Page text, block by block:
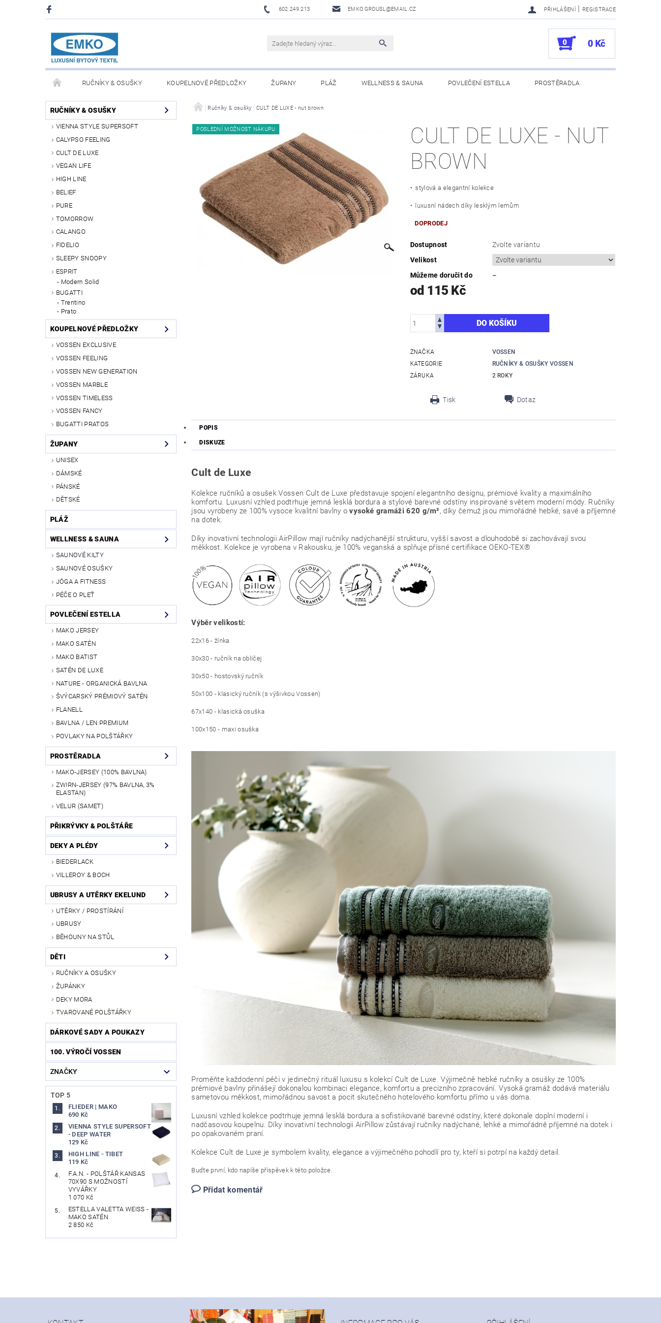
602 249 213 EMKO.GROUSL@EMAIL.CZ PŘIHLÁŠENÍ | REGISTRACE
0 0 Kč
RUČNÍKY & OSUŠKY KOUPELNOVÉ PŘEDLOŽKY ŽUPANY PLÁŽ WELLNESS & SAUNA POVLEČENÍ ESTELLA PROSTĚRADLA
PŘIKRÝVKY & POLŠTÁŘE DEKY A PLÉDY UBRUSY A UTĚRKY EKELUND
OBCHODNÍ PODMÍNKY NAPIŠTE NÁM
RUČNÍKY & OSUŠKY
VIENNA STYLE SUPERSOFT
CALYPSO FEELING
CULT DE LUXE
VEGAN LIFE
HIGH LINE
BELIEF
PURE
TOMORROW
CALANGO
FIDELIO
SLEEPY SNOOPY
ESPRIT
Modern Solid
BUGATTI
Trentino
Prato
KOUPELNOVÉ PŘEDLOŽKY
VOSSEN EXCLUSIVE
VOSSEN FEELING
VOSSEN NEW GENERATION
VOSSEN MARBLE
VOSSEN TIMELESS
VOSSEN FANCY
BUGATTI PRATOS
ŽUPANY
UNISEX
DÁMSKÉ
PÁNSKÉ
DĚTSKÉ
PLÁŽ
WELLNESS & SAUNA
SAUNOVÉ KILTY
SAUNOVÉ OSUŠKY
JÓGA A FITNESS
PÉČE O PLEŤ
POVLEČENÍ ESTELLA
MAKO JERSEY
MAKO SATÉN
MAKO BATIST
SATÉN DE LUXE
NATURE - ORGANICKÁ BAVLNA
ŠVÝCARSKÝ PRÉMIOVÝ SATÉN
FLANELL
BAVLNA / LEN PREMIUM
POVLAKY NA POLŠTÁŘKY
PROSTĚRADLA
MAKO-JERSEY (100% BAVLNA)
ZWIRN-JERSEY (97% BAVLNA, 3%
ELASTAN)
VELUR (SAMET)
PŘIKRÝVKY & POLŠTÁŘE
DEKY A PLÉDY
BIEDERLACK
VILLEROY & BOCH
UBRUSY A UTĚRKY EKELUND
UTĚRKY / PROSTÍRÁNÍ
UBRUSY
BĚHOUNY NA STŮL
DĚTI
RUČNÍKY A OSUŠKY
ŽUPÁNKY
DEKY MORA
TVAROVANÉ POLŠTÁŘKY
DÁRKOVÉ SADY A POUKAZY
100. VÝROČÍ VOSSEN
ZNAČKY
TOP 5
FLIEDER | MAKO
690 Kč
VIENNA STYLE SUPERSOFT
- DEEP WATER
129 Kč
HIGH LINE - TIBET
119 Kč
F.A.N. - POLŠTÁŘ KANSAS
70X90 S MOŽNOSTÍ
VYVÁŘKY
1 070 Kč
ESTELLA VALETTA WEISS -
MAKO SATÉN
2 850 Kč
Ručníky & osušky CULT DE LUXE - nut brown
POSLEDNÍ MOŽNOST NÁKUPU
CULT DE LUXE - NUT
BROWN
• stylová a elegantní kolekce
• luxusní nádech díky lesklým lemům
DOPRODEJ
Dostupnost
Zvolte variantu
Velikost
Můžeme doručit do
–
od 115 Kč
ZNAČKA
VOSSEN
KATEGORIE
RUČNÍKY & OSUŠKY VOSSEN
ZÁRUKA
2 ROKY
Tisk Dotaz
POPIS
DISKUZE
Cult de Luxe
Kolekce ručníků a osušekVossen Cult de Luxe představuje spojení elegantního designu, prémiové kvality a maximálního
komfortu. Luxusní vzhled podtrhuje jemná lesklá bordura a stylové barevné odstíny inspirované světem moderní módy. Ručníky
jsou vyrobeny ze 100% vysoce kvalitní bavlny ovysoké gramáži 620 g/m², díky čemuž jsou mimořádně hebké, savé a příjemné
na dotek.
Díky inovativní technologii AirPillow mají ručníky nadýchanější strukturu, vyšší savost a dlouhodobě si zachovávají svou
měkkost. Kolekce je vyrobena v Rakousku, je 100% veganská a splňuje přísné certifikace OEKO-TEX®
Výběr velikostí:
22x16 - žínka
30x30 - ručník na obličej
30x50 - hostovský ručník
50x100 - klasický ručník (s výšivkou Vossen)
67x140 - klasická osuška
100x150 - maxi osuška
Proměňte každodenní péči v jedinečný rituál luxusu s kolekcí Cult de Luxe. Výjimečně hebké ručníky a osušky ze 100%
prémiové bavlny přinášejí dokonalou kombinaci elegance, komfortu a precizního zpracování. Vysoká gramáž dodává materiálu
sametovou měkkost, mimořádnou savost a pocit skutečného hotelového komfortu přímo u vás doma.
Luxusní vzhled kolekce podtrhuje jemná lesklá bordura a sofistikované barevné odstíny, které dokonale doplní moderní i
nadčasovou koupelnu. Díky inovativní technologii AirPillow zůstávají ručníky nadýchané, lehké a mimořádně příjemné na dotek i
po opakovaném praní.
Kolekce Cult de Luxe je symbolem kvality, elegance a výjimečného pohodlí pro ty, kteří si potrpí na každý detail.
Buďte první, kdo napíše příspěvek k této položce.
Přidat komentář